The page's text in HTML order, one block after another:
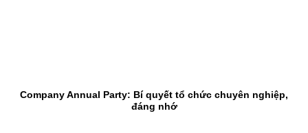
Company Annual Party: Bí quyết tổ chức chuyên nghiệp,
đáng nhớ